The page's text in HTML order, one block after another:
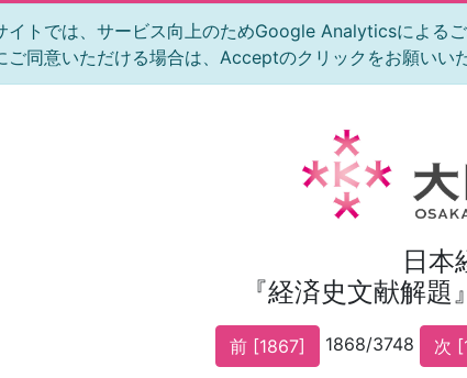
イトでは、サービス向上のためGoogle Analyticsによる
ご同意いただける場合は、Acceptのクリックをお願いい
日本
『経済史文献解
前 [1867] 1868/3748 次